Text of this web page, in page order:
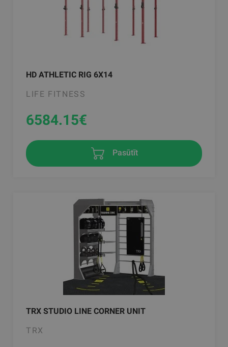
HD ATHLETIC RIG 6X14
LIFE FITNESS
6584.15€
Pasūtīt
TRX STUDIO LINE CORNER UNIT
TRX